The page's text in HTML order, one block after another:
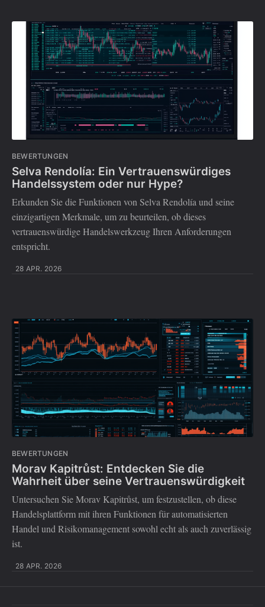
BEWERTUNGEN
Selva Rendolía: Ein Vertrauenswürdiges
Handelssystem oder nur Hype?
Erkunden Sie die Funktionen von Selva Rendolía und seine
einzigartigen Merkmale, um zu beurteilen, ob dieses
vertrauenswürdige Handelswerkzeug Ihren Anforderungen
entspricht.
28 APR. 2026
BEWERTUNGEN
Morav Kapitrůst: Entdecken Sie die
Wahrheit über seine Vertrauenswürdigkeit
Untersuchen Sie Morav Kapitrůst, um festzustellen, ob diese
Handelsplattform mit ihren Funktionen für automatisierten
Handel und Risikomanagement sowohl echt als auch zuverlässig
ist.
28 APR. 2026